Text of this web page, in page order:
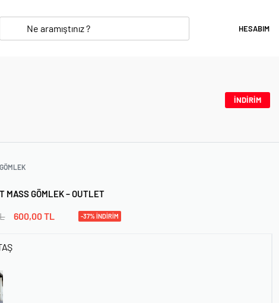
HESABIM
İNDİRİM
GÖMLEK
MASS GÖMLEK – OUTLET
600,00TL -37% İNDİRİM